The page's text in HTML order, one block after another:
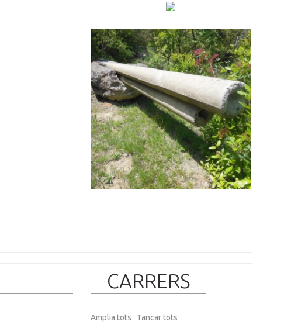
CARRERS
Amplia tots Tancar tots